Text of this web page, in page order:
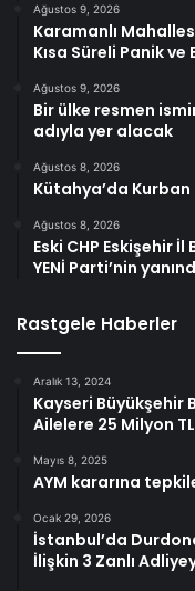
Ağustos 9, 2026
Karamanlı
Kısa Süreli Panik
Ağustos 9, 2026
Bir ülke resmen
adıyla yer alacak
Ağustos 8, 2026
Kütahya’da
Ağustos 8, 2026
Eski CHP Eskişehir
YENİ Parti’nin
Rastgele Haberler
Aralık 13, 2024
Kayseri Büyükşehir
Ailelere 25 Milyon
Mayıs 8, 2025
AYM kararına
Ocak 29, 2026
İstanbul’da
İlişkin 3 Zanlı